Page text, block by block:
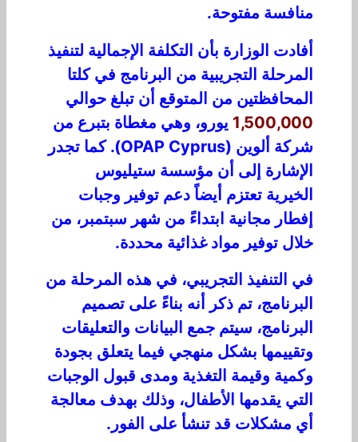
منافسة مفتوحة.
أفادت الوزارة بأن التكلفة الإجمالية لتنفيذ
المرحلة التجريبية من البرنامج في كلتا
المحافظتين من المتوقع أن تبلغ حوالي
1,500,000 يورو، وهي مغطاة بتبرع من
شركة ألوين (OPAP Cyprus). كما تجدر
الإشارة إلى أن مؤسسة ستيليوس
الخيرية تعتزم أيضاً دعم توفير وجبات
إفطار مجانية ابتداءً من شهر سبتمبر، من
خلال توفير مواد غذائية محددة.
في التنفيذ التجريبي، في هذه المرحلة من
البرنامج، تم ذكر أنه بناءً على تصميم
البرنامج، سيتم جمع البيانات والتعليقات
وتقييمها بشكل منهجي فيما يتعلق بجودة
وكمية وقيمة التغذية ومدى قبول الوجبات
التي يقدمها الأطفال، وذلك بهدف معالجة
أي مشكلات قد تنشأ على الفور.